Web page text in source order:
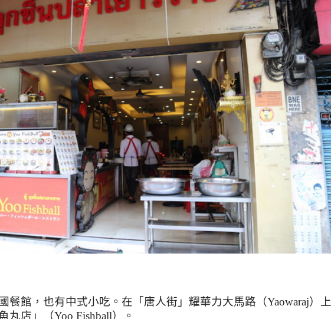
餐館，也有中式小吃。在「唐人街」耀華力大馬路（Yaowaraj）上
丸店」（Yoo Fishball）。